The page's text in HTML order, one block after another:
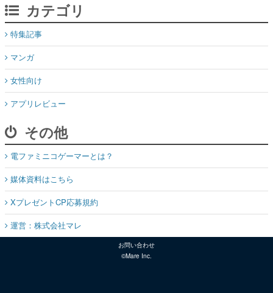
カテゴリ
特集記事
マンガ
女性向け
アプリレビュー
その他
電ファミニコゲーマーとは？
媒体資料はこちら
XプレゼントCP応募規約
運営：株式会社マレ
お問い合わせ
©Mare Inc.